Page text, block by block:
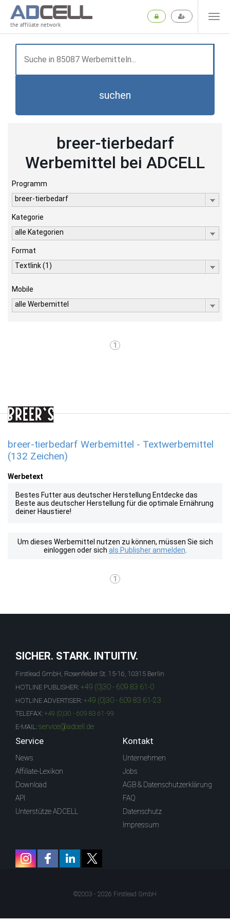
the affiliate network
suchen
breer-tierbedarf
Werbemittel bei ADCELL
Programm
breer-tierbedarf
Kategorie
alle Kategorien
Format
Textlink (1)
Mobile
alle Werbemittel
1
breer-tierbedarf Werbemittel - Textwerbemittel
(132 Zeichen)
Werbetext
Bestes Futter aus deutscher Herstellung Entdecke das
Beste aus deutscher Herstellung für die optimale Ernährung
deiner Haustiere!
Um dieses Werbemittel nutzen zu können, müssen Sie sich
einloggen oder sich als Publisher anmelden
1
SICHER. STARK. INTUITIV.
Firstlead GmbH, Rosenfelder St. 15-16, 10315 Berlin
HOTLINE PUBLISHER: +49 (0)30 - 609 83 61-0
HOTLINE ADVERTISER: +49 (0)30 - 609 83 61-23
TELEFAX: +49 (0)30 - 609 83 61-99
E-MAIL: service@adcell.de
Service
News
Affiliate-Lexikon
Download
API
Unterstütze ADCELL
Kontakt
Unternehmen
Jobs
AGB & Datenschutzerklärung
FAQ
Datenschutz
Impressum
©2003 - 2026 Firstlead GmbH